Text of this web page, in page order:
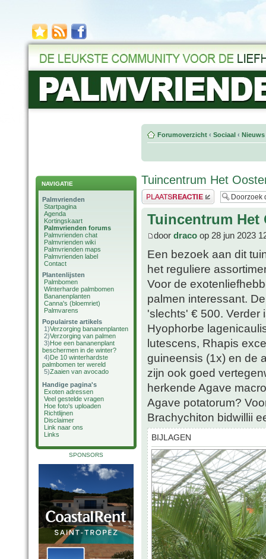
NAVIGATIE
Palmvrienden
Startpagina
Agenda
Kortingskaart
Palmvrienden forums
Palmvrienden chat
Palmvrienden wiki
Palmvrienden maps
Palmvrienden label
Contact
Plantenlijsten
Palmbomen
Winterharde palmbomen
Bananenplanten
Canna's (bloemriet)
Palmvarens
Populairste artikels
1)Verzorging bananenplanten
2)Verzorging van palmen
3)Hoe een bananenplant
beschermen in de winter?
4)De 10 winterhardste
palmbomen ter wereld
5)Zaaien van avocado
Handige pagina's
Exoten adressen
Veel gestelde vragen
Hoe foto's uploaden
Richtlijnen
Disclaimer
Link naar ons
Links
SPONSORS
Forumoverzicht ‹ Sociaal ‹
Tuincentrum Het
Plaats een reactie
Tuincentrum Het
door draco op 28 jun 2023
Een bezoek aan dit
het reguliere
Voor de
palmen interessant.
'slechts' € 500. Verder
Hyophorbe
lutescens, Rhapis
guineensis (1x) en de
zijn ook goed
herkende Agave
Agave potatorum?
Brachychiton bidwillii
BIJLAGEN